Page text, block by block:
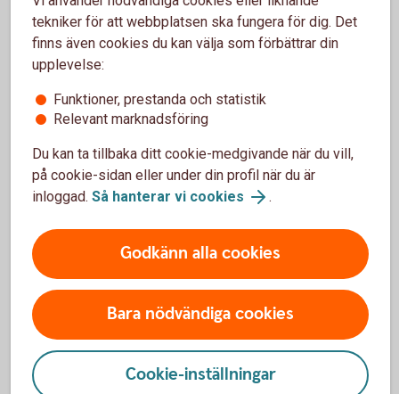
Enklare betalningar
QR-koder används även för Swish. Med dessa blir
betalningarna enklare och du kan swisha snabbare.
Du kan skanna andras QR-koder, visa din QR-kod och
Swish med QR-kod och instruktionsfilmer
(swish.nu)
Skanna QR-kod
tekniker för att webbplatsen ska fungera för dig. Det
finns även cookies du kan välja som förbättrar din
upplevelse:
Funktioner, prestanda och statistik
Relevant marknadsföring
Du kan ta tillbaka ditt cookie-medgivande när du vill,
på cookie-sidan eller under din profil när du är
inloggad. Så hanterar vi cookies .
Godkänn alla cookies
Bara nödvändiga cookies
Cookie-inställningar